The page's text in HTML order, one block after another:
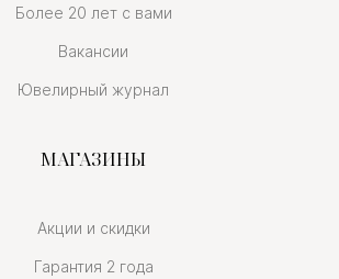
Более 20 лет с вами
Вакансии
Ювелирный журнал
МАГАЗИНЫ
Акции и скидки
Гарантия 2 года